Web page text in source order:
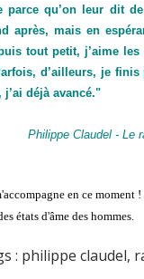
parce qu’on leur dit
après, mais en
tout petit, j’aime
d’ailleurs, je finis
déjà avancé."
Philippe Claudel - Le
en ce moment !
états d'âme des hommes.
: philippe claudel,